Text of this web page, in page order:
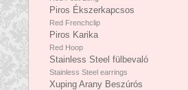
Piros Ékszerkapcsos
Red Frenchclip
Piros Karika
Red Hoop
Stainless Steel fülbevaló
Stainless Steel earrings
Xuping Arany Beszúrós